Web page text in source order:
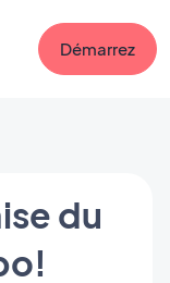
Démarrez
du